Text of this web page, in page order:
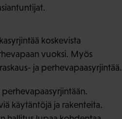
koskevista
vuoksi. Myös
ja perhevapaasyrjintää.
käytäntöjä ja rakenteita.